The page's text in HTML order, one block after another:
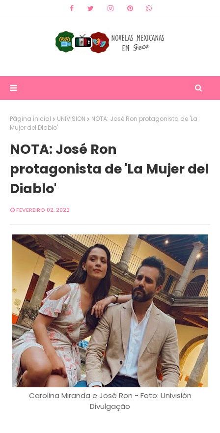
Página inicial UNIVISION
NOTA: José Ron protagonista de 'La
Mujer del Diablo'
NOTA: José Ron
protagonista de 'La Mujer del
Diablo'
FEVEREIRO 02, 2022
Carolina Miranda e José Ron - Foto: Univisión
Divulgação